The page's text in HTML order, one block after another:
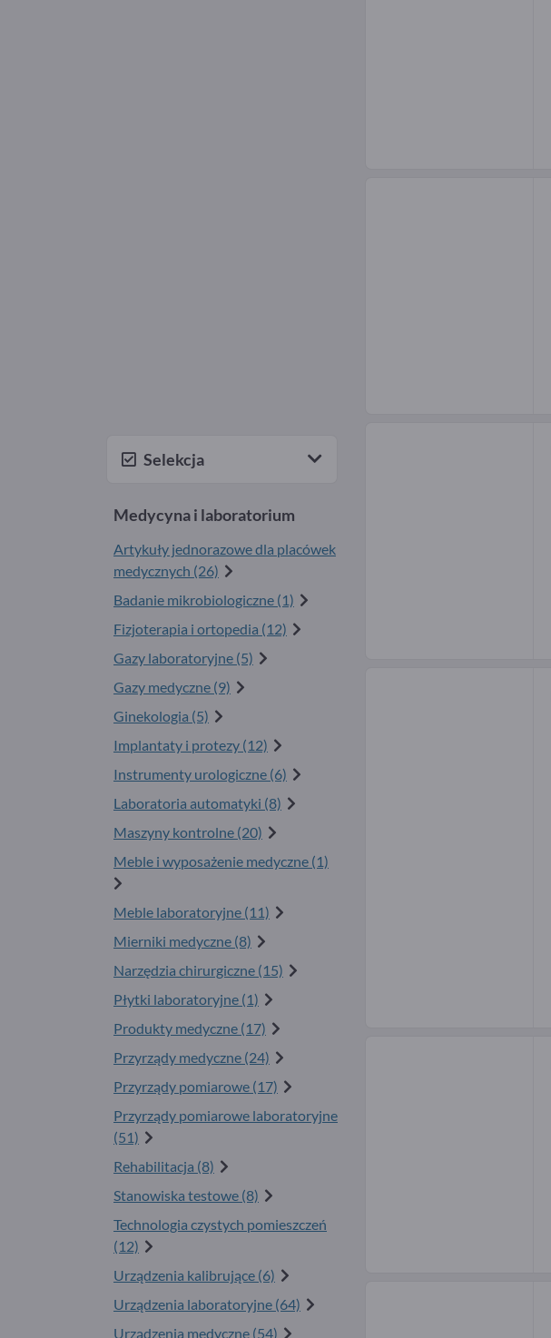
Selekcja
Medycyna i laboratorium
Artykuły jednorazowe dla placówek
medycznych (26)
Badanie mikrobiologiczne (1)
Fizjoterapia i ortopedia (12)
Gazy laboratoryjne (5)
Gazy medyczne (9)
Ginekologia (5)
Implantaty i protezy (12)
Instrumenty urologiczne (6)
Laboratoria automatyki (8)
Maszyny kontrolne (20)
Meble i wyposażenie medyczne (1)
Meble laboratoryjne (11)
Mierniki medyczne (8)
Narzędzia chirurgiczne (15)
Płytki laboratoryjne (1)
Produkty medyczne (17)
Przyrządy medyczne (24)
Przyrządy pomiarowe (17)
Przyrządy pomiarowe laboratoryjne
(51)
Rehabilitacja (8)
Stanowiska testowe (8)
Technologia czystych pomieszczeń
(12)
Urządzenia kalibrujące (6)
Urządzenia laboratoryjne (64)
Urządzenia medyczne (54)